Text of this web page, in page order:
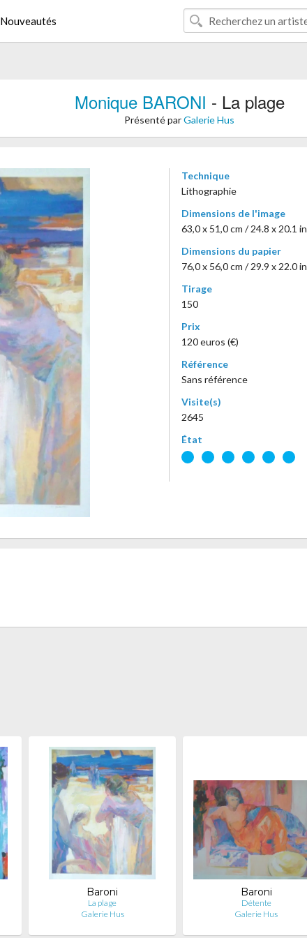
Nouveautés
Monique BARONI - La plage
Présenté parGalerie Hus
Technique
Lithographie
Dimensions de l'image
63,0 x 51,0 cm / 24.8 x 20.1 in
Dimensions du papier
76,0 x 56,0 cm / 29.9 x 22.0 in
Tirage
150
Prix
120 euros (€)
Référence
Sans référence
Visite(s)
2645
État
Baroni
La plage
Galerie Hus
Baroni
Détente
Galerie Hus